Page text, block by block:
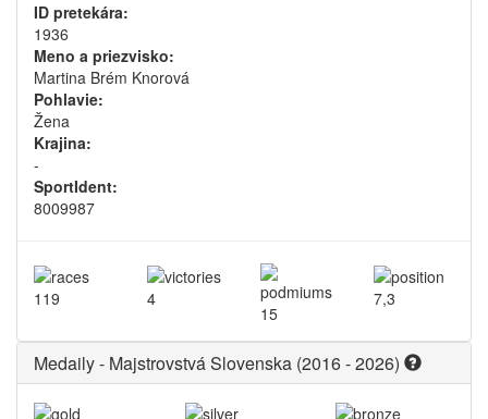
ID pretekára:
1936
Meno a priezvisko:
Martina Brém Knorová
Pohlavie:
Žena
Krajina:
-
SportIdent:
8009987
119 4
15
7,3
Medaily - Majstrovstvá Slovenska (2016 - 2026)